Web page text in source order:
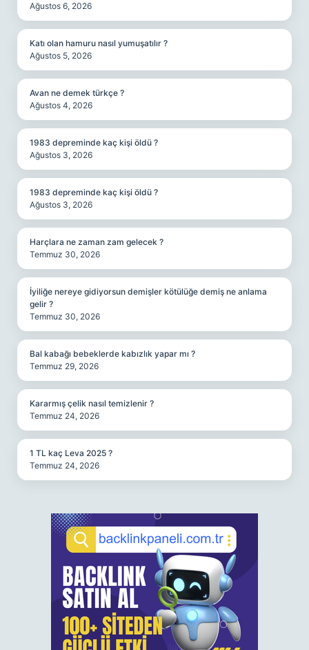
Ağustos 6, 2026
Katı olan hamuru nasıl yumuşatılır ?
Ağustos 5, 2026
Avan ne demek türkçe ?
Ağustos 4, 2026
1983 depreminde kaç kişi öldü ?
Ağustos 3, 2026
1983 depreminde kaç kişi öldü ?
Ağustos 3, 2026
Harçlara ne zaman zam gelecek ?
Temmuz 30, 2026
İyiliğe nereye gidiyorsun demişler kötülüğe demiş ne anlama
gelir ?
Temmuz 30, 2026
Bal kabağı bebeklerde kabızlık yapar mı ?
Temmuz 29, 2026
Kararmış çelik nasıl temizlenir ?
Temmuz 24, 2026
1 TL kaç Leva 2025 ?
Temmuz 24, 2026